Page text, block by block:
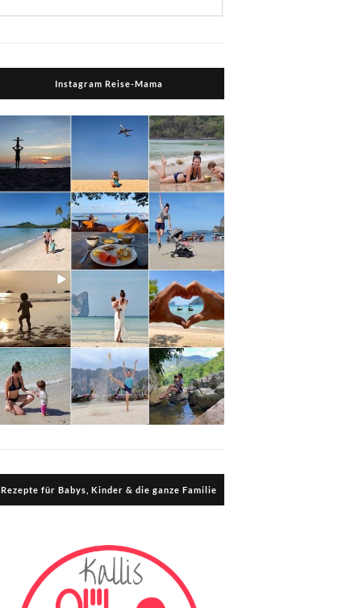
Instagram Reise-Mama
Rezepte für Babys, Kinder & die ganze Familie